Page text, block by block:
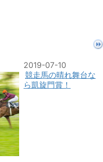
2019-07-10
競走馬の晴れ舞台な
ら凱旋門賞！